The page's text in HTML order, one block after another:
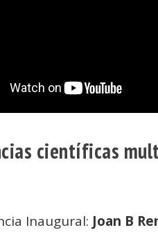
científicas
Inaugural: Joan B